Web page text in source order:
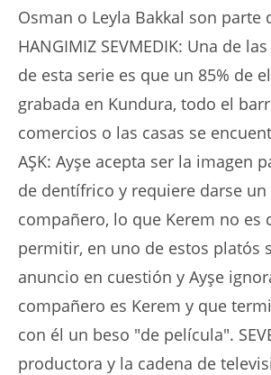
Osman o Leyla Bakkal son parte
HANGIMIZ SEVMEDIK: Una de
de esta serie es que un 85% de
grabada en Kundura, todo el
comercios o las casas se
AŞK: Ayşe acepta ser la imagen
de dentífrico y requiere darse un
compañero, lo que Kerem no es
permitir, en uno de estos platós
anuncio en cuestión y Ayşe
compañero es Kerem y que
con él un beso "de película".
productora y la cadena de